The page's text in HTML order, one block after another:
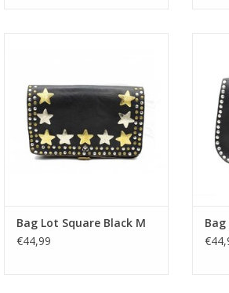
Bag Lot Square Black M
€44,99